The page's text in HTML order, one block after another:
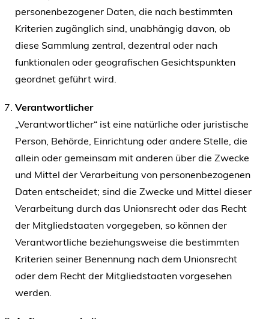
personenbezogener Daten, die nach bestimmten
Kriterien zugänglich sind, unabhängig davon, ob
diese Sammlung zentral, dezentral oder nach
funktionalen oder geografischen Gesichtspunkten
geordnet geführt wird.
Verantwortlicher
„Verantwortlicher“ ist eine natürliche oder juristische
Person, Behörde, Einrichtung oder andere Stelle, die
allein oder gemeinsam mit anderen über die Zwecke
und Mittel der Verarbeitung von personenbezogenen
Daten entscheidet; sind die Zwecke und Mittel dieser
Verarbeitung durch das Unionsrecht oder das Recht
der Mitgliedstaaten vorgegeben, so können der
Verantwortliche beziehungsweise die bestimmten
Kriterien seiner Benennung nach dem Unionsrecht
oder dem Recht der Mitgliedstaaten vorgesehen
werden.